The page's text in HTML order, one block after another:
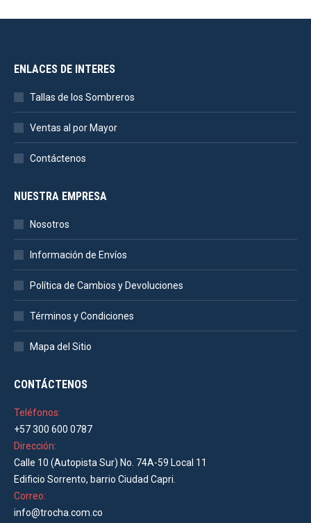
ENLACES DE INTERES
Tallas de los Sombreros
Ventas al por Mayor
Contáctenos
NUESTRA EMPRESA
Nosotros
Información de Envíos
Política de Cambios y Devoluciones
Términos y Condiciones
Mapa del Sitio
CONTÁCTENOS
Teléfonos:
+57 300 600 0787
Dirección:
Calle 10 (Autopista Sur) No. 74A-59 Local 11
Edificio Sorrento, barrio Ciudad Capri.
Correo:
info@trocha.com.co